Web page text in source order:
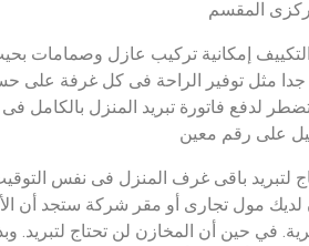
المقسم
إمكانية تركيب عازل وصمامات
جدا مثل توفير الراحة فى كل غرفة على
لدفع فاتورة تبريد المنزل بالكامل
على رقم معين
لتبريد باقى غرف المنزل فى نفس
لديك مول تجارى أو مقر شركة ستجد أن
في حين أن المخازن لن تحتاج لتبريد.